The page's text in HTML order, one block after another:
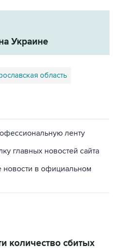
Украине
область
ленту
главных новостей сайта
новости в официальном
количество сбитых